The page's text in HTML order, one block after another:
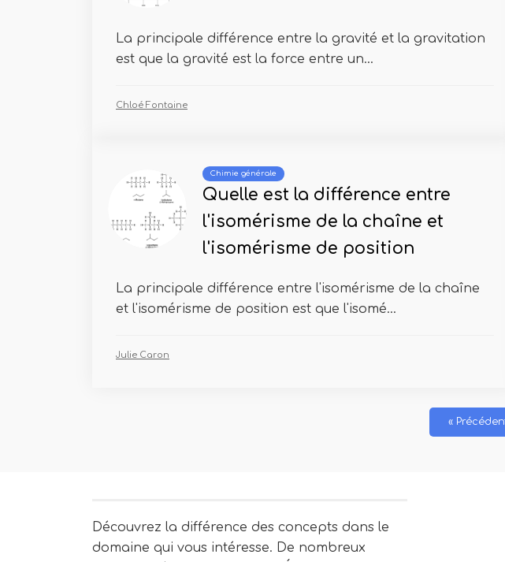
La principale différence entre la gravité et la gravitation
est que la gravité est la force entre un...
Chloé Fontaine
Chimie générale
Quelle est la différence entre
l'isomérisme de la chaîne et
l'isomérisme de position
La principale différence entre l'isomérisme de la chaîne
et l'isomérisme de position est que l'isomé...
Julie Caron
«
Découvrez la différence des concepts dans le
domaine qui vous intéresse. De nombreux